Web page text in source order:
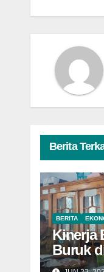
Berita
BERITA
Kinerja
Buruk